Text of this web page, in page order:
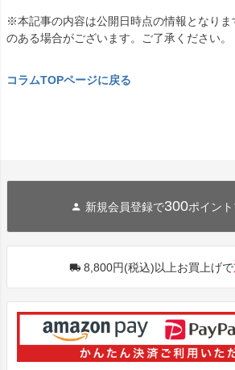
※本記事の内容は公開日時点の情報となりま
のある場合がございます。ご了承ください。
コラムTOPページに戻る
新規会員登録で300ポイン
8,800円(税込)以上お買上げで